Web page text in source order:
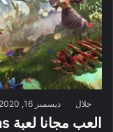
جلال ديسمبر 16, 2020